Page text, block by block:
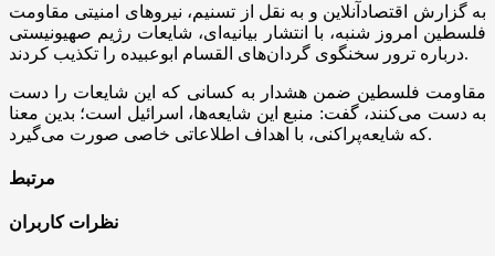
به گزارش اقتصادآنلاین و به نقل از تسنیم، نیرو‌های امنیتی مقاومت
فلسطین امروز شنبه، با انتشار بیانیه‌ای، شایعات رژیم صهیونیستی
درباره ترور سخنگوی گردان‌های القسام ابوعبیده را تکذیب کردند.
مقاومت فلسطین ضمن هشدار به کسانی که این شایعات را دست
به دست می‌کنند، گفت: منبع این شایعه‌ها، اسرائیل است؛ بدین معنا
که شایعه‌پراکنی، با اهداف اطلاعاتی خاصی صورت می‌گیرد.
مرتبط
نظرات کاربران